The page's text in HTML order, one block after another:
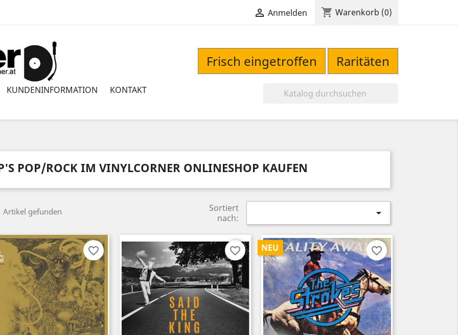
 Anmelden shopping_cart Warenkorb (0)
Frisch eingetroffen Raritäten
KUNDENINFORMATION KONTAKT
POP/ROCK IM VINYLCORNER ONLINESHOP KAUFEN
Artikel gefunden
Sortiert
nach:

favorite_border favorite_border NEU favorite_border